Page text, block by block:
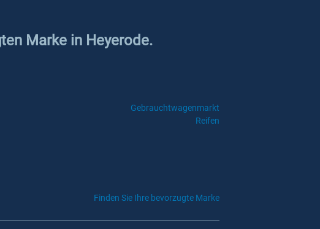
Marke in Heyerode.
Gebrauchtwagenmarkt
Reifen
Finden Sie Ihre bevorzugte Marke